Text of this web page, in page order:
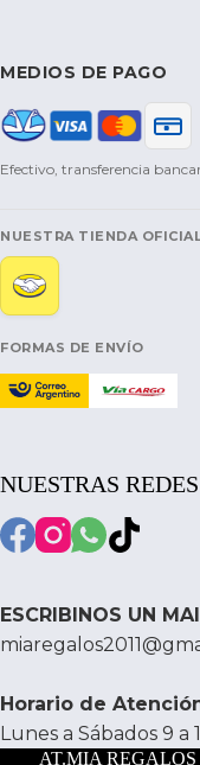
MEDIOS DE PAGO
Efectivo, transferencia
NUESTRA TIENDA
FORMAS DE ENVÍO
NUESTRAS REDES
ESCRIBINOS UN
Horario de
Lunes a Sábados 9 a
AT.MIA REGALOS